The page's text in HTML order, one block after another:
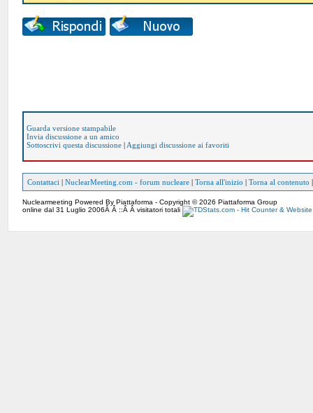
Guarda versione stampabile
Invia discussione a un amico
Sottoscrivi questa discussione | Aggiungi discussione ai favoriti
Contattaci |NuclearMeeting.com - forum nucleare |Torna all'inizio |Torna al contenuto
Nuclearmeeting Powered By Piattaforma - Copyright © 2026 Piattaforma Group
online dal 31 Luglio 2006Â Â ::Â Â visitatori totali